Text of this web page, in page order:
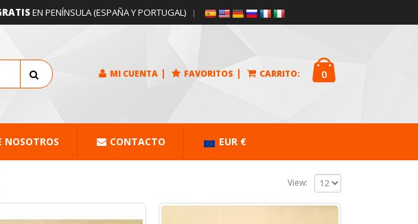
EN PENÍNSULA (ESPAÑA Y PORTUGAL)
MI CUENTA | FAVORITOS | CARRITO: 0
NOSOTROS CONTACTO EUR €
View: